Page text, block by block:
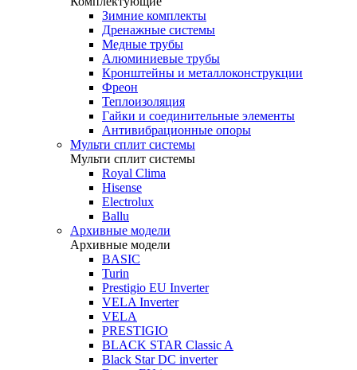
Зимние комплекты
Дренажные системы
Медные трубы
Алюминиевые трубы
Кронштейны и металлоконструкции
Фреон
Теплоизоляция
Гайки и соединительные элементы
Антивибрационные опоры
Мульти сплит системы
Мульти сплит системы
Royal Clima
Hisense
Electrolux
Ballu
Архивные модели
Архивные модели
BASIC
Turin
Prestigio EU Inverter
VELA Inverter
VELA
PRESTIGIO
BLACK STAR Classic A
Black Star DC inverter